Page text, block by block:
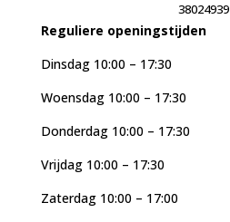
38024939
Reguliere openingstijden
Dinsdag 10:00 – 17:30
Woensdag 10:00 – 17:30
Donderdag 10:00 – 17:30
Vrijdag 10:00 – 17:30
Zaterdag 10:00 – 17:00